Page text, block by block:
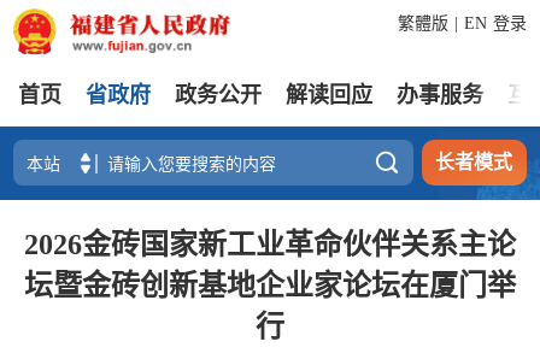
登录
繁體版 EN
首页 省政府 政务公开 解读回应 办事服务 互
 长者模式
2026金砖国家新工业革命伙伴关系主论
坛暨金砖创新基地企业家论坛在厦门举
行